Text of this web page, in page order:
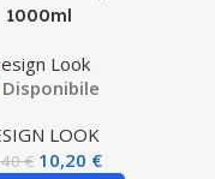
1000ml
Look
Disponibile
LOOK
€ 10,20 €